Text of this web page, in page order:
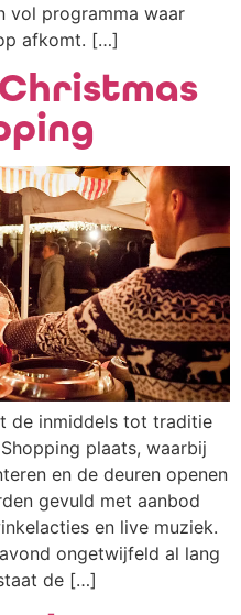
vol programma waar
afkomt. […]
de inmiddels tot traditie
plaats, waarbij
en de deuren openen
gevuld met aanbod
en live muziek.
ongetwijfeld al lang
de […]